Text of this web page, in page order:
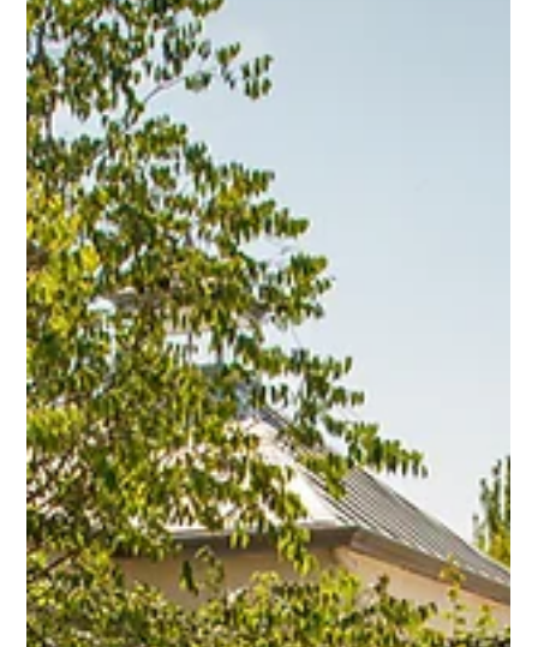
pareja sin necesidad de explicarlo demasiado. Ahora que
comienza abril y arranca con fuerza la temporada de bodas en
Madrid, esta idea co